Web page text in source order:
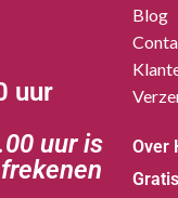
uur
uur is
Blog
Over